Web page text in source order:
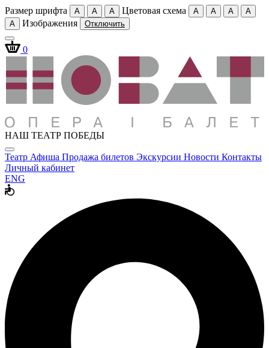
Размер шрифта A A A Цветовая схема A A A
A
A
Изображения Отключить
0
НАШ ТЕАТР ПОБЕДЫ
Театр Афиша Продажа билетов Экскурсии Новости Контакты
Личный кабинет
ENG